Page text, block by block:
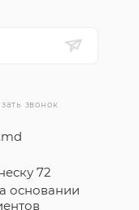
звонок
72
основании